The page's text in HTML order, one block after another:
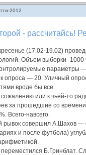
2012
- рассчитайсь!
(17.02-19.02)
Объем выборки -
параметры
опроса — 20. Уличный
вроде бы все.
или к чьей-то
за прошедшие со
Всего-навсего.
совершил А.Шахов —
и после футбола)
Б.Гринблат.